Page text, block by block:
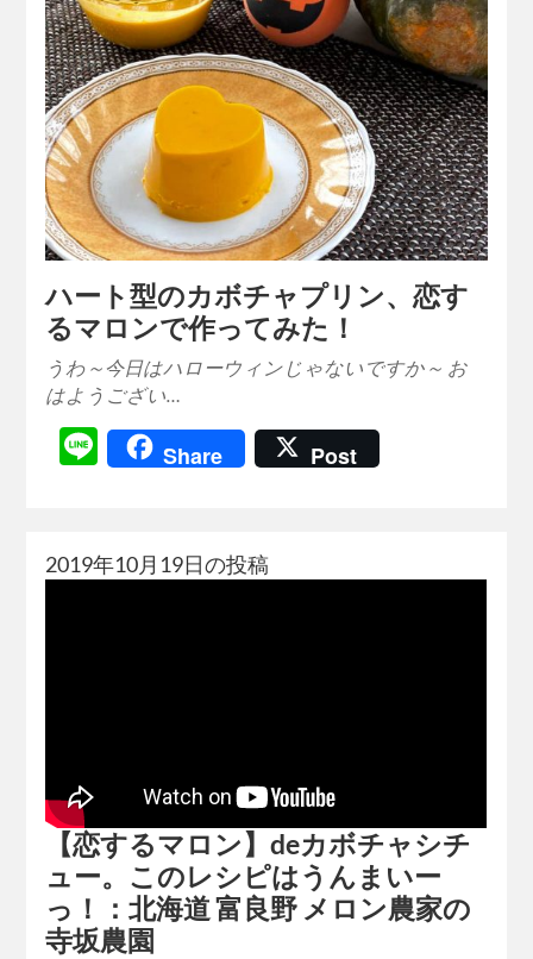
ハート型のカボチャプリン、恋す
るマロンで作ってみた！
うわ～今日はハローウィンじゃないですか～ お
はようござい…
LineShare Post
2019年10月19日の投稿
【恋するマロン】deカボチャシチ
ュー。このレシピはうんまいー
っ！：北海道 富良野 メロン農家の
寺坂農園